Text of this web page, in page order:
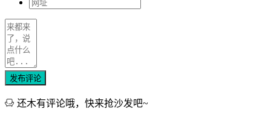
发布评论
还木有评论哦，快来抢沙发吧~